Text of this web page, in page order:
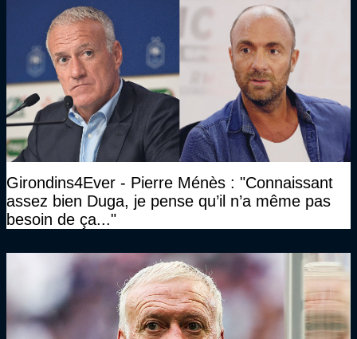
Girondins4Ever - Pierre Ménès : "Connaissant
assez bien Duga, je pense qu’il n’a même pas
besoin de ça..."